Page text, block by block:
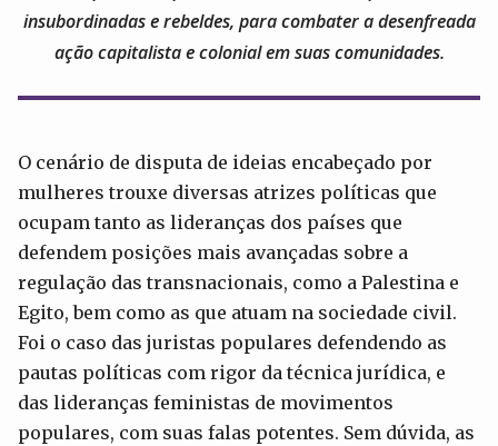
insubordinadas e rebeldes, para combater a desenfreada
ação capitalista e colonial em suas comunidades.
O cenário de disputa de ideias encabeçado por
mulheres trouxe diversas atrizes políticas que
ocupam tanto as lideranças dos países que
defendem posições mais avançadas sobre a
regulação das transnacionais, como a Palestina e
Egito, bem como as que atuam na sociedade civil.
Foi o caso das juristas populares defendendo as
pautas políticas com rigor da técnica jurídica, e
das lideranças feministas de movimentos
populares, com suas falas potentes. Sem dúvida, as